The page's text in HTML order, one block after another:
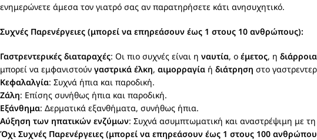
ενημερώνετε άμεσα τον γιατρό σας αν παρατηρήσετε κάτι ανησυχητικό.
Συχνές Παρενέργειες (μπορεί να επηρεάσουν έως 1 στους 10 ανθρώπους):
Γαστρεντερικές διαταραχές: Οι πιο συχνές είναι η ναυτία, ο έμετος, η διάρροια
μπορεί να εμφανιστούν γαστρικά έλκη, αιμορραγία ή διάτρηση στο
Κεφαλαλγία: Συχνά ήπια και παροδική.
Ζάλη: Επίσης συνήθως ήπια και παροδική.
Εξάνθημα: Δερματικά εξανθήματα, συνήθως ήπια.
Αύξηση των ηπατικών ενζύμων: Συχνά ασυμπτωματική και αναστρέψιμη με
Όχι Συχνές Παρενέργειες (μπορεί να επηρεάσουν έως 1 στους 100